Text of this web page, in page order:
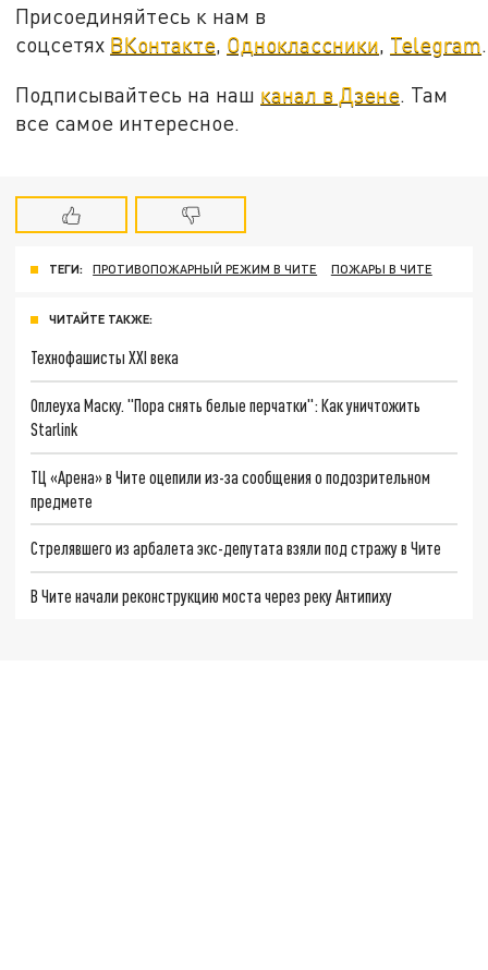
Присоединяйтесь к нам в
соцсетях ВКонтакте, Одноклассники, Telegram.
Подписывайтесь на наш канал в Дзене. Там
все самое интересное.
ТЕГИ: ПРОТИВОПОЖАРНЫЙ РЕЖИМ В ЧИТЕ ПОЖАРЫ В ЧИТЕ
ЧИТАЙТЕ ТАКЖЕ:
Технофашисты XXI века
Оплеуха Маску. "Пора снять белые перчатки": Как уничтожить
Starlink
ТЦ «Арена» в Чите оцепили из-за сообщения о подозрительном
предмете
Стрелявшего из арбалета экс-депутата взяли под стражу в Чите
В Чите начали реконструкцию моста через реку Антипиху